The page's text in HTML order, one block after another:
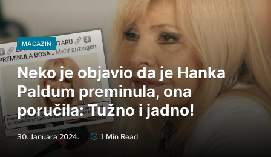
MAGAZIN
Neko je objavio da je Hanka
Paldum preminula, ona
poručila: Tužno i jadno!
30. Januara 2024. 1 Min Read